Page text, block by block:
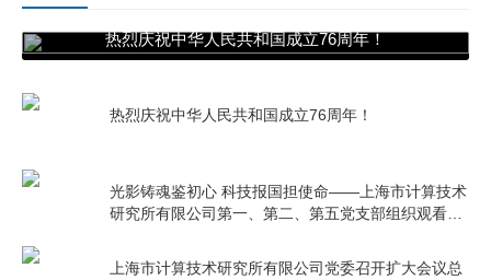
热烈庆祝中华人民共和国成立76周年！
热烈庆祝中华人民共和国成立76周年！
光影铸魂鉴初心 科技报国担使命——上海市计算技术
研究所有限公司第一、第二、第五党支部组织观看电
上海市计算技术研究所有限公司党委召开扩大会议总